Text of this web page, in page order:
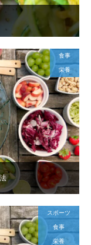
食事
栄養
スポーツ
食事
栄養